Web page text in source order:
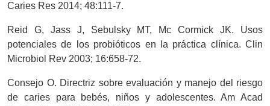
Caries Res 2014; 48:111-7.
Reid G, Jass J, Sebulsky MT, Mc Cormick JK. Usos
potenciales de los probióticos en la práctica clínica. Clin
Microbiol Rev 2003; 16:658-72.
Consejo O. Directriz sobre evaluación y manejo del riesgo
de caries para bebés, niños y adolescentes. Am Acad